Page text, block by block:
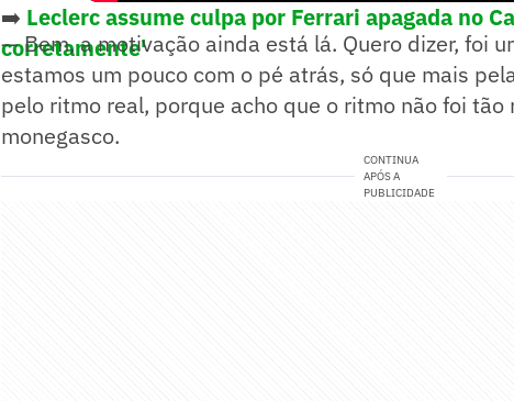
➡️ Leclerc assume culpa por Ferrari apagada no
corretamente'
— Bem, a motivação ainda está lá. Quero dizer, foi
estamos um pouco com o pé atrás, só que mais
pelo ritmo real, porque acho que o ritmo não foi
monegasco.
CONTINUA
APÓS A
PUBLICIDADE